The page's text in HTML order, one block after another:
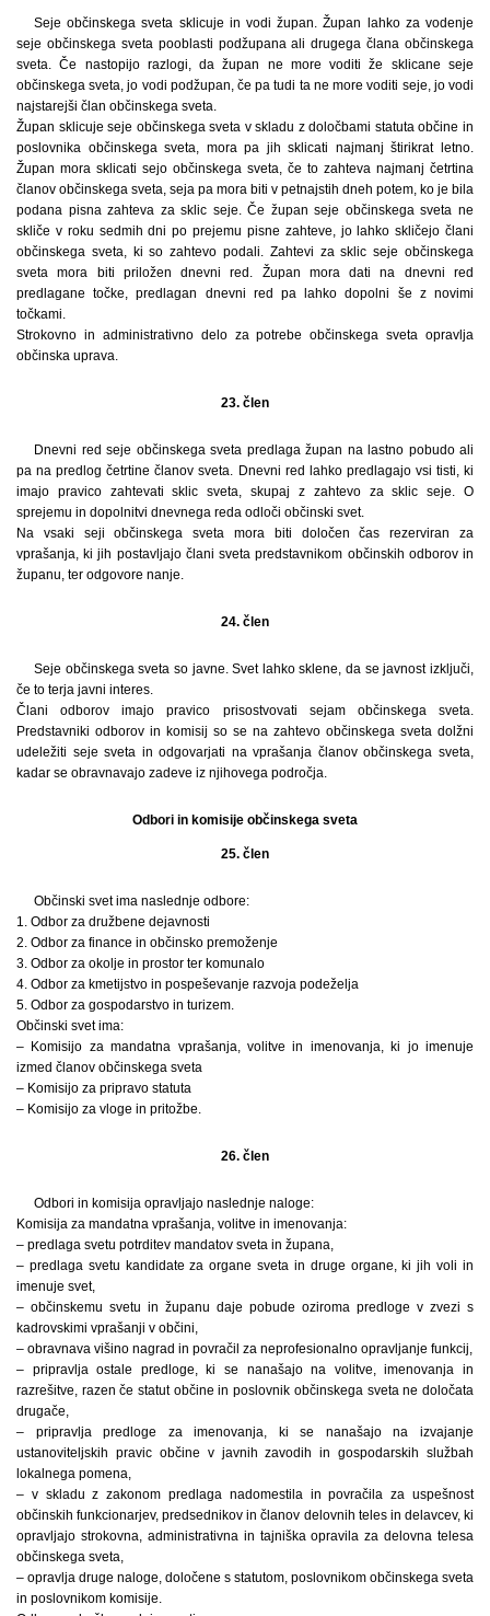
Seje občinskega sveta sklicuje in vodi župan. Župan lahko za vodenje
seje občinskega sveta pooblasti podžupana ali drugega člana občinskega
sveta. Če nastopijo razlogi, da župan ne more voditi že sklicane seje
občinskega sveta, jo vodi podžupan, če pa tudi ta ne more voditi seje, jo vodi
najstarejši član občinskega sveta.
Župan sklicuje seje občinskega sveta v skladu z določbami statuta občine in
poslovnika občinskega sveta, mora pa jih sklicati najmanj štirikrat letno.
Župan mora sklicati sejo občinskega sveta, če to zahteva najmanj četrtina
članov občinskega sveta, seja pa mora biti v petnajstih dneh potem, ko je bila
podana pisna zahteva za sklic seje. Če župan seje občinskega sveta ne
skliče v roku sedmih dni po prejemu pisne zahteve, jo lahko skličejo člani
občinskega sveta, ki so zahtevo podali. Zahtevi za sklic seje občinskega
sveta mora biti priložen dnevni red. Župan mora dati na dnevni red
predlagane točke, predlagan dnevni red pa lahko dopolni še z novimi
točkami.
Strokovno in administrativno delo za potrebe občinskega sveta opravlja
občinska uprava.
23. člen
Dnevni red seje občinskega sveta predlaga župan na lastno pobudo ali
pa na predlog četrtine članov sveta. Dnevni red lahko predlagajo vsi tisti, ki
imajo pravico zahtevati sklic sveta, skupaj z zahtevo za sklic seje. O
sprejemu in dopolnitvi dnevnega reda odloči občinski svet.
Na vsaki seji občinskega sveta mora biti določen čas rezerviran za
vprašanja, ki jih postavljajo člani sveta predstavnikom občinskih odborov in
županu, ter odgovore nanje.
24. člen
Seje občinskega sveta so javne. Svet lahko sklene, da se javnost izključi,
če to terja javni interes.
Člani odborov imajo pravico prisostvovati sejam občinskega sveta.
Predstavniki odborov in komisij so se na zahtevo občinskega sveta dolžni
udeležiti seje sveta in odgovarjati na vprašanja članov občinskega sveta,
kadar se obravnavajo zadeve iz njihovega področja.
Odbori in komisije občinskega sveta
25. člen
Občinski svet ima naslednje odbore:
1. Odbor za družbene dejavnosti
2. Odbor za finance in občinsko premoženje
3. Odbor za okolje in prostor ter komunalo
4. Odbor za kmetijstvo in pospeševanje razvoja podeželja
5. Odbor za gospodarstvo in turizem.
Občinski svet ima:
– Komisijo za mandatna vprašanja, volitve in imenovanja, ki jo imenuje
izmed članov občinskega sveta
– Komisijo za pripravo statuta
– Komisijo za vloge in pritožbe.
26. člen
Odbori in komisija opravljajo naslednje naloge:
Komisija za mandatna vprašanja, volitve in imenovanja:
– predlaga svetu potrditev mandatov sveta in župana,
– predlaga svetu kandidate za organe sveta in druge organe, ki jih voli in
imenuje svet,
– občinskemu svetu in županu daje pobude oziroma predloge v zvezi s
kadrovskimi vprašanji v občini,
– obravnava višino nagrad in povračil za neprofesionalno opravljanje funkcij,
– pripravlja ostale predloge, ki se nanašajo na volitve, imenovanja in
razrešitve, razen če statut občine in poslovnik občinskega sveta ne določata
drugače,
– pripravlja predloge za imenovanja, ki se nanašajo na izvajanje
ustanoviteljskih pravic občine v javnih zavodih in gospodarskih službah
lokalnega pomena,
– v skladu z zakonom predlaga nadomestila in povračila za uspešnost
občinskih funkcionarjev, predsednikov in članov delovnih teles in delavcev, ki
opravljajo strokovna, administrativna in tajniška opravila za delovna telesa
občinskega sveta,
– opravlja druge naloge, določene s statutom, poslovnikom občinskega sveta
in poslovnikom komisije.